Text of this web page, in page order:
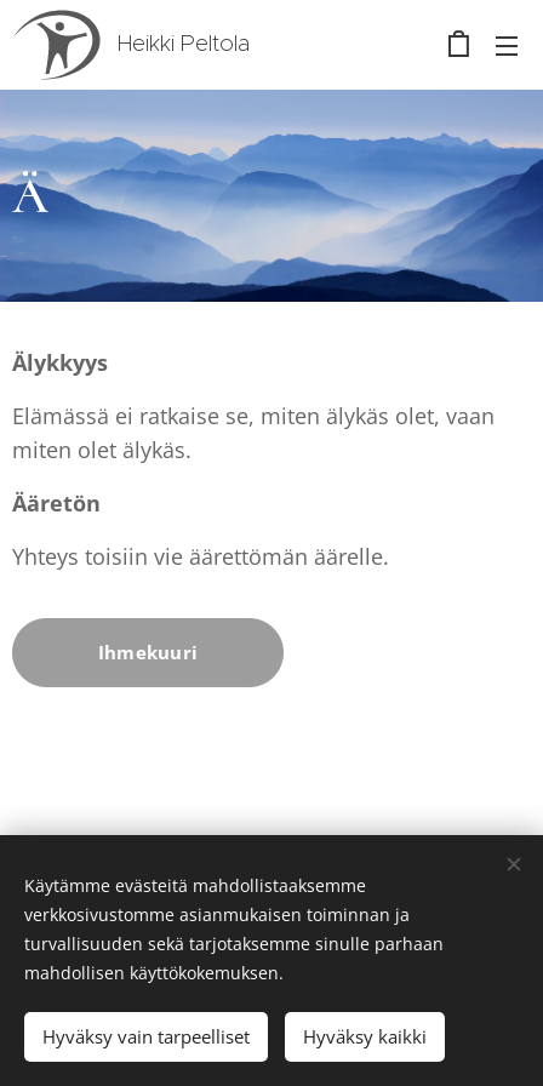
Heikki Peltola
Ä
Älykkyys
Elämässä ei ratkaise se, miten älykäs olet, vaan
miten olet älykäs.
Ääretön
Yhteys toisiin vie äärettömän äärelle.
Ihmekuuri
Evästeet
Kielet
English
Käytämme evästeitä mahdollistaaksemme
verkkosivustomme asianmukaisen toiminnan ja
turvallisuuden sekä tarjotaksemme sinulle parhaan
mahdollisen käyttökokemuksen.
Hyväksy vain tarpeelliset Hyväksy kaikki